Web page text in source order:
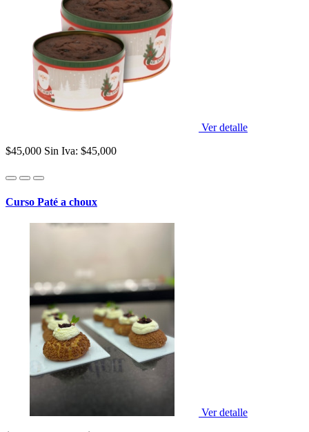
Ver detalle
$45,000 Sin Iva: $45,000
Curso Paté a choux
Ver detalle